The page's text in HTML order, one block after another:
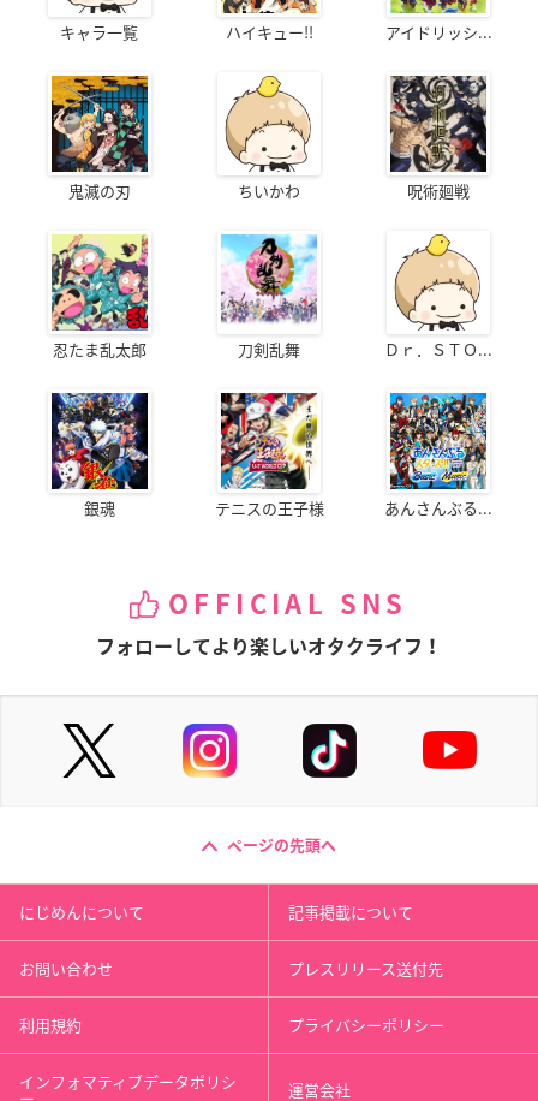
キャラ一覧 ハイキュー!! アイドリッシ...
鬼滅の刃 ちいかわ 呪術廻戦
忍たま乱太郎 刀剣乱舞 Ｄｒ．ＳＴＯ...
銀魂 テニスの王子様 あんさんぶる...
OFFICIAL SNS
フォローしてより楽しいオタクライフ！
ページの先頭へ
にじめんについて 記事掲載について
お問い合わせ プレスリリース送付先
利用規約 プライバシーポリシー
インフォマティブデータポリシ 運営会社